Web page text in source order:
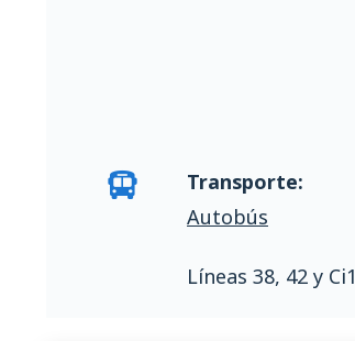
Transporte:
Autobús
Líneas 38, 42 y Ci1